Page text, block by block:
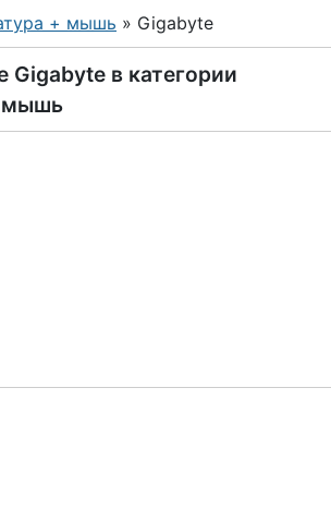
+ мышь » Gigabyte
Gigabyte в категории
мышь